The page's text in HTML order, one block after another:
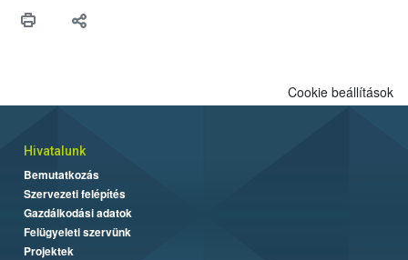
biztonsági Hivatal (Nébih) Oktatási Programja összegyűjtötte a
Cookie beállítások
Hivatalunk
Bemutatkozás
Szervezeti felépítés
Gazdálkodási adatok
Felügyeleti szervünk
Projektek